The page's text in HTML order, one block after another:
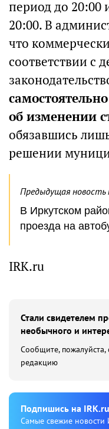
период до 20:00
20:00. В
что
соответствии с
об изменении
обязавшись
решении
Предыдущая
В Иркутском
проезда на
IRK.ru
Стали свидетелем
необычного и
Сообщите, пожалуйста,
редакцию
Подпишиcь на
Cамые свежие новости